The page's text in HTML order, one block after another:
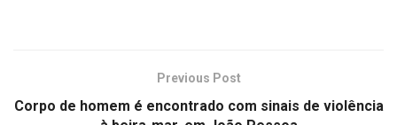
Previous Post
Corpo de homem é encontrado com sinais de violência